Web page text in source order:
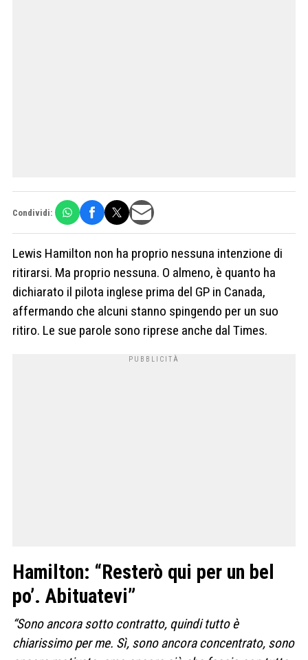
Condividi:
Lewis Hamilton non ha proprio nessuna intenzione di
ritirarsi. Ma proprio nessuna. O almeno, è quanto ha
dichiarato il pilota inglese prima del GP in Canada,
affermando che alcuni stanno spingendo per un suo
ritiro. Le sue parole sono riprese anche dal Times.
Hamilton: “Resterò qui per un bel
po’. Abituatevi”
“Sono ancora sotto contratto, quindi tutto è
chiarissimo per me. Sì, sono ancora concentrato, sono